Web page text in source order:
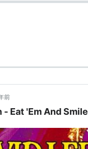
前
- Eat 'Em And Smile